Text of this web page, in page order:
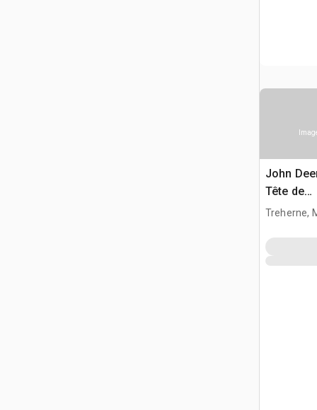
John
Tête de
Treherne,